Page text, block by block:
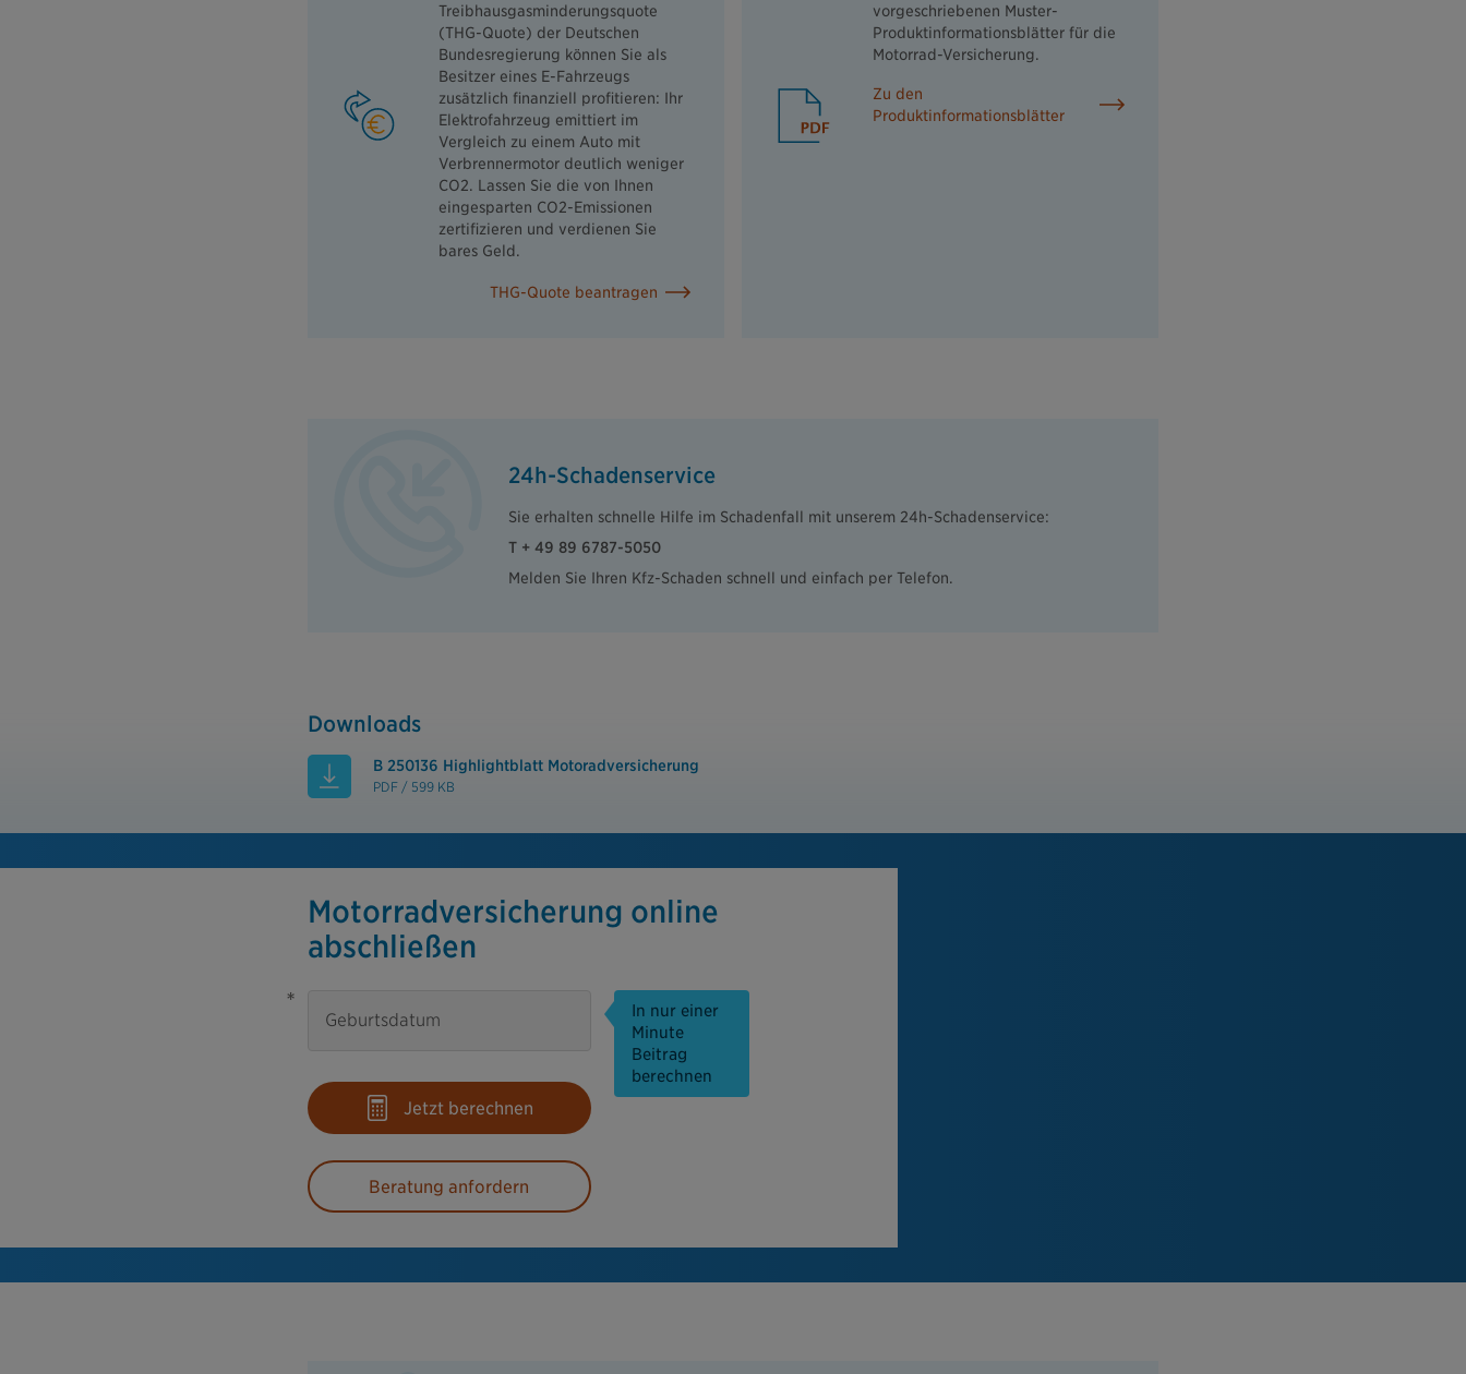
Treibhausgasminderungsquote
(THG-Quote) der Deutschen
Bundesregierung können Sie als
Besitzer eines E-Fahrzeugs
zusätzlich finanziell profitieren: Ihr
Elektrofahrzeug emittiert im
Vergleich zu einem Auto mit
Verbrennermotor deutlich weniger
CO2. Lassen Sie die von Ihnen
eingesparten CO2-Emissionen
zertifizieren und verdienen Sie
bares Geld.
THG-Quote beantragen
vorgeschriebenen Muster-
Produktinformationsblätter für die
Motorrad-Versicherung.
Zu den
Produktinformationsblätter
24h-Schadenservice
Sie erhalten schnelle Hilfe im Schadenfall mit unserem 24h-Schadenservice:
T + 49 89 6787-5050
Melden Sie Ihren Kfz-Schaden schnell und einfach per Telefon.
Downloads
B 250136 Highlightblatt Motoradversicherung
PDF / 599 KB
Motorradversicherung online
abschließen
In nur einer
Minute
Beitrag
berechnen
*
Geburtsdatum
Jetzt berechnen
Beratung anfordern